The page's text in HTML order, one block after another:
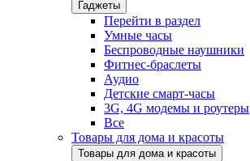
Гаджеты
Перейти в раздел
Умные часы
Беспроводные наушники
Фитнес-браслеты
Аудио
Детские смарт-часы
3G, 4G модемы и роутеры
Все
Товары для дома и красоты
Товары для дома и красоты